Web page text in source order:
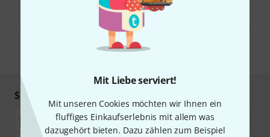
Mit Liebe serviert!
Mit unseren Cookies möchten wir Ihnen ein
fluffiges Einkaufserlebnis mit allem was
dazugehört bieten. Dazu zählen zum Beispiel
Mit Klick auf „Jetzt anmelden“ stimmen Sie dem Erhalt von E-Mail-
Werbung und einer Messung des E-Mail-Nutzungsverhaltens zu. Die
Abmeldung ist jederzeit möglich. Weitere Informationen finden Sie in
unserenDatenschutzhinweisen
* Pflichtfeld
Sicher einkaufen & bezahlen